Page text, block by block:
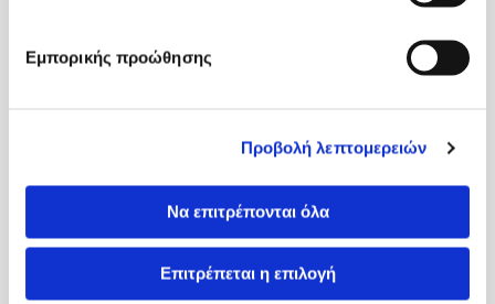
Εμπορικής προώθησης
Προβολή λεπτομερειών
Να επιτρέπονται όλα
Επιτρέπεται η επιλογή
Ιατροί
2310 966100&2310 966302&2310 966300
info.kyanous@imitheamg.gr